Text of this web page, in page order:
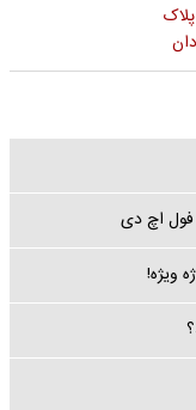
فول اچ دی